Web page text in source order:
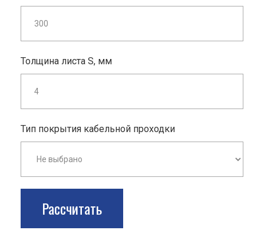
Толщина листа S, мм
Тип покрытия кабельной проходки
Рассчитать